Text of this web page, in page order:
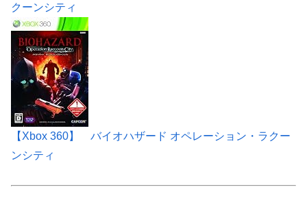
クーンシティ
【Xbox 360】 バイオハザード オペレーション・ラクー
ンシティ